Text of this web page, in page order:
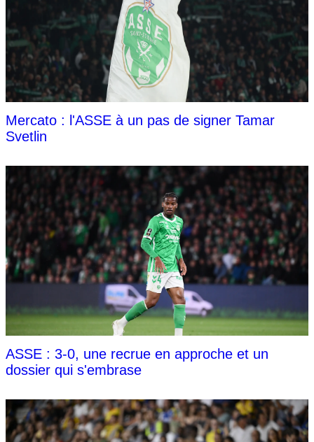
Mercato : l'ASSE à un pas de signer Tamar
Svetlin
ASSE : 3-0, une recrue en approche et un
dossier qui s'embrase